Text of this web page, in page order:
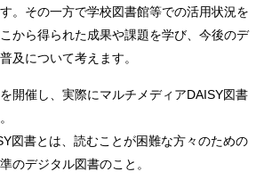
。その一方で学校図書館等での活用状況を
から得られた成果や課題を学び、今後のデ
及について考えます。
開催し、実際にマルチメディアDAISY図書
図書とは、読むことが困難な方々のための
のデジタル図書のこと。